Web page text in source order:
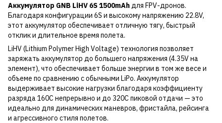
Аккумулятор GNB LiHV 6S 1500mAh для FPV-дронов.
Благодаря конфигурации 6S и высокому напряжению 22.8V,
этот аккумулятор обеспечивает отличную тягу, быстрый
отклик и длительное время полета.
LiHV (Lithium Polymer High Voltage) технология позволяет
заряжать аккумулятор до большего напряжения (4.35V на
элемент), что обеспечивает больше энергии в том же весе и
объеме по сравнению с обычными LiPo. Аккумулятор
выдерживает высокие нагрузки благодаря коэффициенту
разряда 160C непрерывно и до 320C пиковой отдачи — это
идеально для динамических маневров, фристайла, рейсинга
и агрессивного стиля полетов.